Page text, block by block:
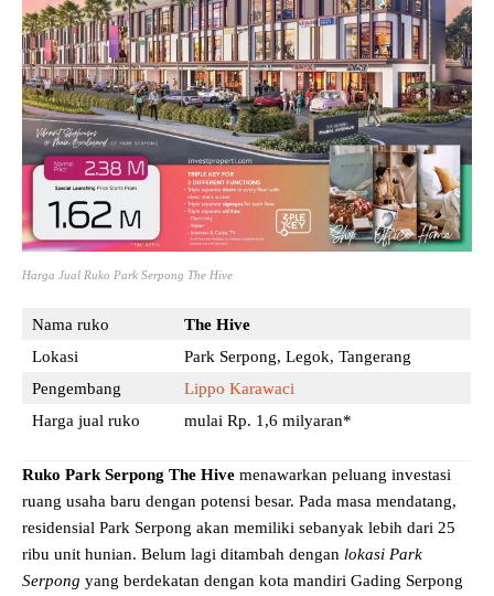
Harga Jual Ruko Park Serpong The Hive
Nama ruko
The Hive
Lokasi
Park Serpong, Legok, Tangerang
Pengembang
Lippo Karawaci
Harga jual ruko
mulai Rp. 1,6 milyaran*
Ruko Park Serpong The Hive menawarkan peluang investasi
ruang usaha baru dengan potensi besar. Pada masa mendatang,
residensial Park Serpong akan memiliki sebanyak lebih dari 25
ribu unit hunian. Belum lagi ditambah dengan lokasi Park
Serpong yang berdekatan dengan kota mandiri Gading Serpong